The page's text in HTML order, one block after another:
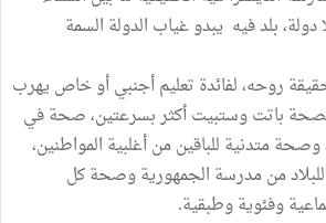
دولة، بلد فيه يبدو غياب الدولة السمة
روحه، لفائدة تعليم أجنبي أو خاص يهرب
باتت وستبيت أكثر بسرعتين، صحة في
متدنية للباقين من أغلبية المواطنين،
للبلاد من مدرسة الجمهورية وصحة كل
وفئوية وطبقية.